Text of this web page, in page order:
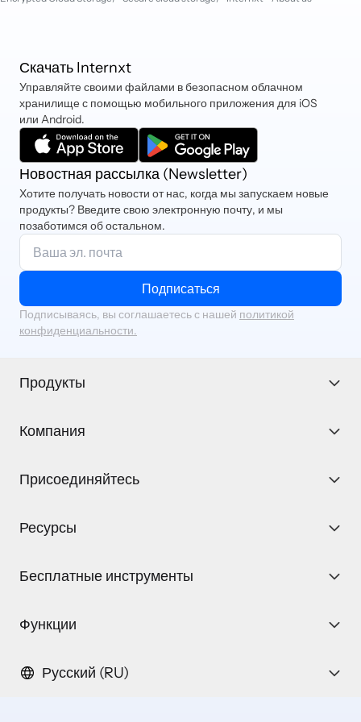
Скачать Internxt
Управляйте своими файлами в безопасном облачном
хранилище с помощью мобильного приложения для iOS
или Android.
Новостная рассылка (Newsletter)
Хотите получать новости от нас, когда мы запускаем новые
продукты? Введите свою электронную почту, и мы
позаботимся об остальном.
Подписаться
Подписываясь, вы соглашаетесь с нашей политикой
конфиденциальности.
Продукты
Компания
Присоединяйтесь
Ресурсы
Бесплатные инструменты
Функции
Русский (RU)